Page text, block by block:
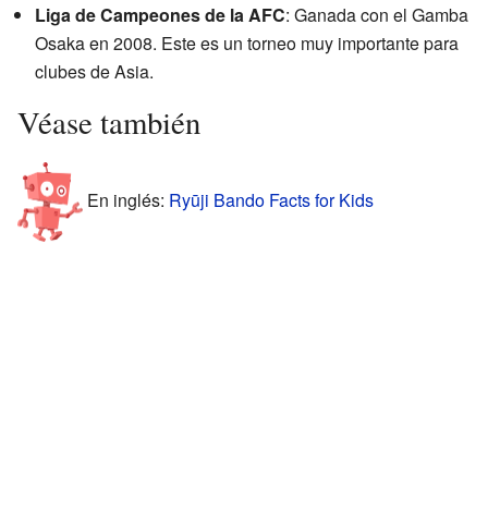
Liga de Campeones de la AFC: Ganada con el Gamba
Osaka en 2008. Este es un torneo muy importante para
clubes de Asia.
Véase también
En inglés: Ryūji Bando Facts for Kids